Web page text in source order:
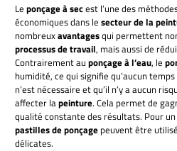
Le ponçage à secest l’une des
économiques dans le secteur de la
nombreuxavantagesqui permettent
processus de travail, mais aussi de
Contrairement au ponçage à l’eau, le
humidité, ce qui signifie qu’aucun
n’est nécessaire et qu’il n’y a aucun
affecter lapeinture. Cela permet de
qualité constante des résultats. Pour
pastilles de ponçage peuvent être
délicates.